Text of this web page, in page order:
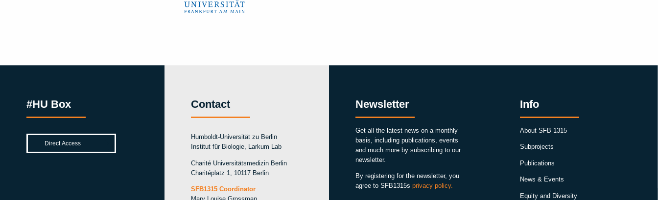
#HU Box Contact
Humboldt-Universität zu Berlin
Institut für Biologie, Larkum Lab
Charité Universitätsmedizin Berlin
Charitéplatz 1, 10117 Berlin
SFB1315 Coordinator
Newsletter
Get all the latest news on a monthly
basis, including publications, events
and much more by subscribing to our
newsletter.
By registering for the newsletter, you
agree to SFB1315s privacy policy.
Info
About SFB 1315
Subprojects
Publications
News & Events
Equity and Diversity